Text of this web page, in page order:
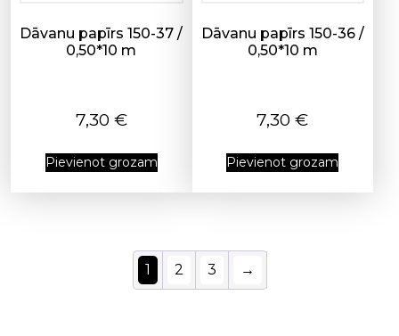
Dāvanu papīrs 150-37 /
0,50*10 m
7,30 €
Pievienot grozam
Dāvanu papīrs 150-36 /
0,50*10 m
7,30€
Pievienot grozam
1 2 3 →